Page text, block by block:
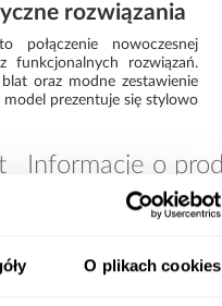
O plikach cookies
rozwiązania
połączenie nowoczesnej
funkcjonalnych rozwiązań.
oraz modne zestawienie
prezentuje się stylowo
Informacje o